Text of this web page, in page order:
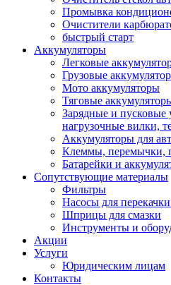
Промывка
Очистители
быстрый старт
Аккумуляторы
Легковые
Грузовые
Мото аккумуляторы
Тяговые
Зарядные и пусковые
нагрузочные вилки,
Аккумуляторы для
Клеммы, перемычки,
Батарейки и
Сопутствующие материалы
Фильтры
Насосы для
Шприцы для смазки
Инструменты и
Акции
Услуги
Юридическим лицам
Контакты